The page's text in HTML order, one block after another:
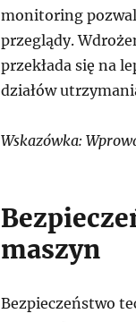
monitoring
przeglądy.
przekłada się na
działów
Wskazówka:
maszyn
Bezpieczeństwo